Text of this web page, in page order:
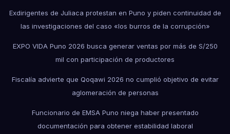
Exdirigentes de Juliaca protestan en Puno y piden continuidad de
las investigaciones del caso «los burros de la corrupción»
EXPO VIDA Puno 2026 busca generar ventas por más de S/250
mil con participación de productores
Fiscalía advierte que Qoqawi 2026 no cumplió objetivo de evitar
aglomeración de personas
Funcionario de EMSA Puno niega haber presentado
documentación para obtener estabilidad laboral